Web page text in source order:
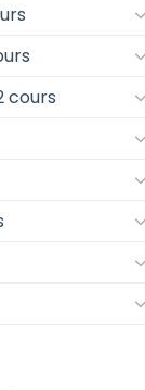
cours